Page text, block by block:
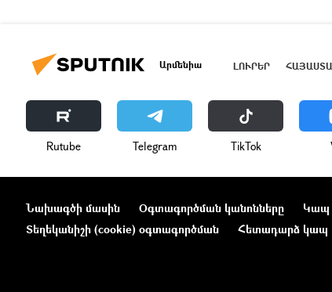
Արմենիա ԼՈՒՐԵՐ
Rutube Telegram ТikТоk
Նախագծի մասին Օգտագործման կանոնները Կապ
Տեղեկանիշի (cookie) օգտագործման
Հետադարձ կապ